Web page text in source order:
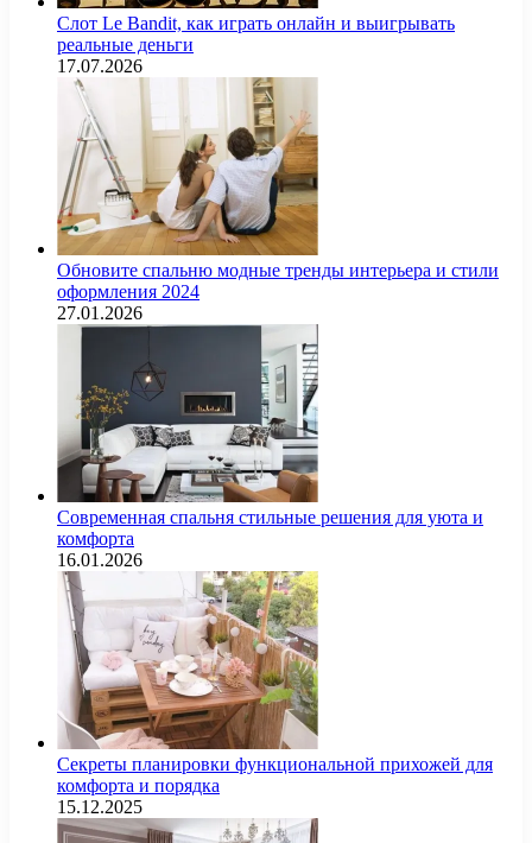
Слот Le Bandit, как играть онлайн и выигрывать
реальные деньги
17.07.2026
Обновите спальню модные тренды интерьера и стили
оформления 2024
27.01.2026
Современная спальня стильные решения для уюта и
комфорта
16.01.2026
Секреты планировки функциональной прихожей для
комфорта и порядка
15.12.2025